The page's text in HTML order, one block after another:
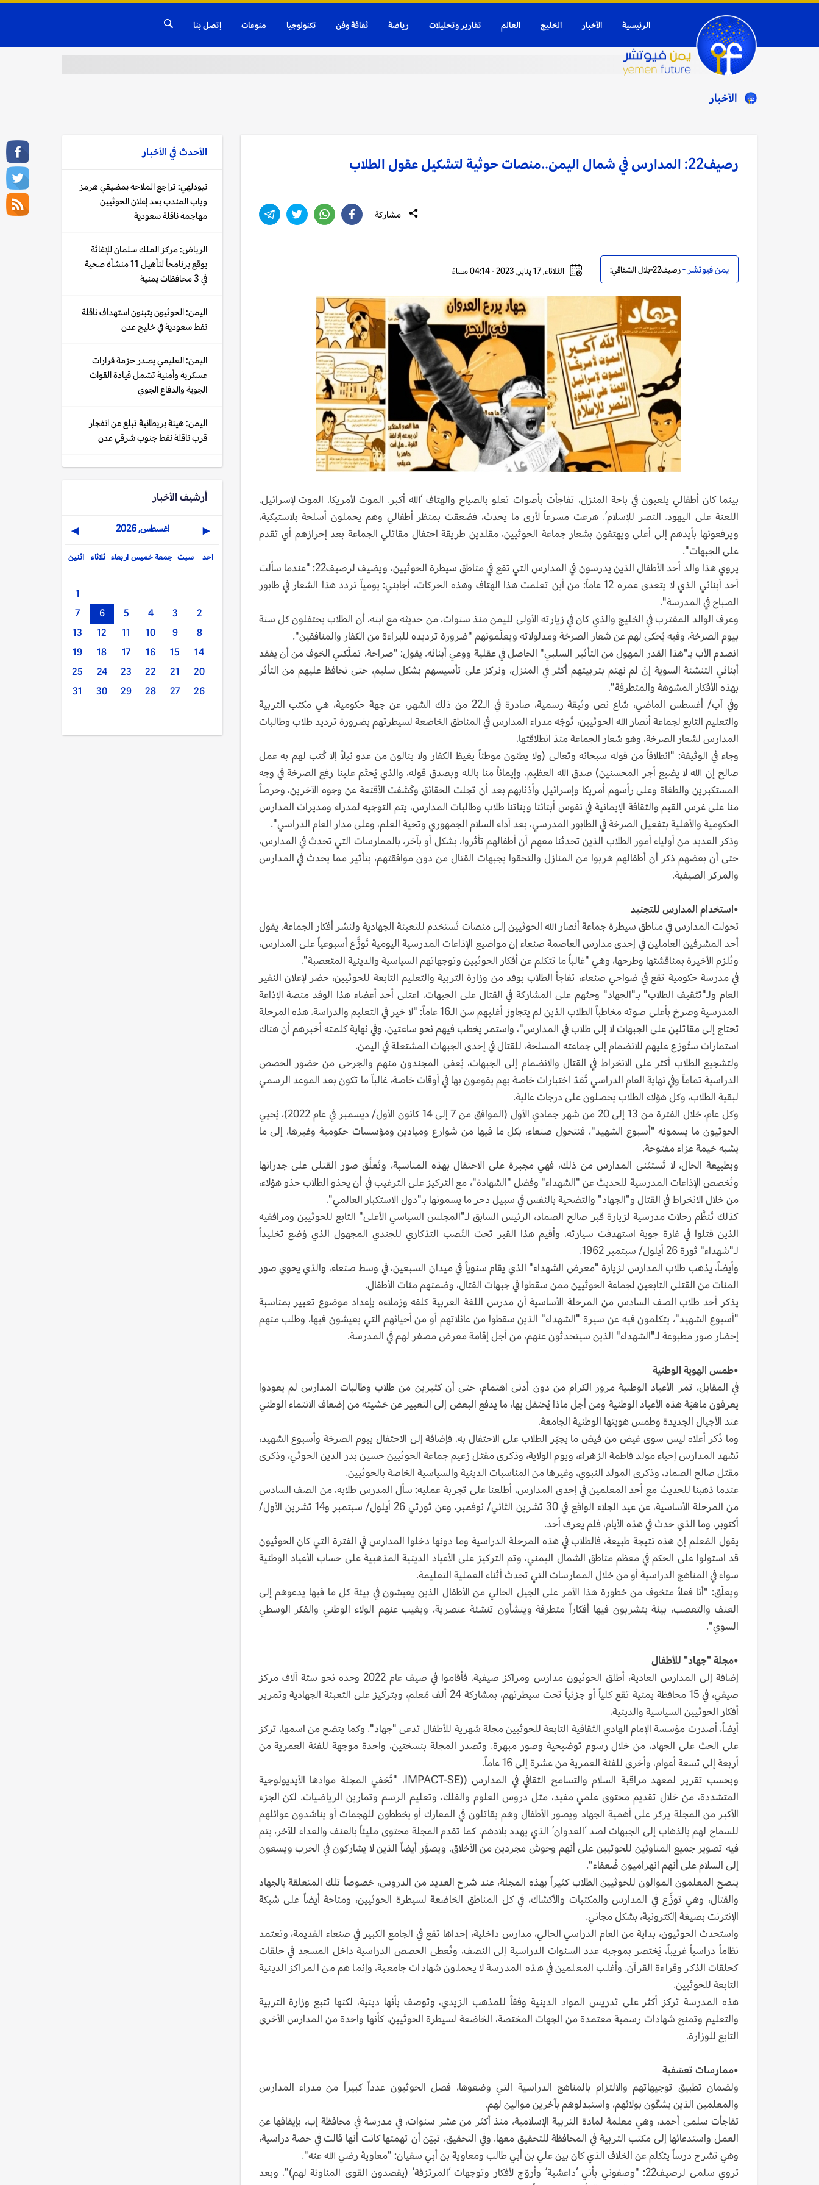
الرئيسية الأخبار الخليج العالم تقارير وتحليلات رياضة ثقافة وفن تكنولوجيا منوعات إتصل بنا
الأخبار
رصيف22: المدارس في شمال اليمن..منصات حوثية لتشكيل عقول الطلاب
مشاركة
يمن فيوتشر -رصيف22-بلال الشقاقي: الثلاثاء, 17 يناير, 2023 - 04:14 مساءً
بينما كان أطفالي يلعبون في باحة المنزل، تفاجأت بأصوات تعلو بالصياح والهتاف ‘الله أكبر. الموت لأمريكا. الموت لإسرائيل.
اللعنة على اليهود. النصر للإسلام’. هرعت مسرعاً لأرى ما يحدث، فصُعقت بمنظر أطفالي وهم يحملون أسلحة بلاستيكية،
ويرفعونها بأيدهم إلى أعلى ويهتفون بشعار جماعة الحوثيين، مقلدين طريقة احتفال مقاتلي الجماعة بعد إحرازهم أي تقدم
على الجبهات".
يروي هذا والد أحد الأطفال الذين يدرسون في المدارس التي تقع في مناطق سيطرة الحوثيين، ويضيف لرصيف22: "عندما سألت
أحد أبنائي الذي لا يتعدى عمره 12 عاماً: من أين تعلمت هذا الهتاف وهذه الحركات، أجابني: يومياً نردد هذا الشعار في طابور
الصباح في المدرسة".
وعرف الوالد المغترب في الخليج والذي كان في زيارته الأولى لليمن منذ سنوات، من حديثه مع ابنه، أن الطلاب يحتفلون كل سنة
بيوم الصرخة، وفيه يُحكى لهم عن شعار الصرخة ومدلولاته ويعلّمونهم "ضرورة ترديده للبراءة من الكفار والمنافقين".
انصدم الأب بـ"هذا القدر المهول من التأثير السلبي" الحاصل في عقلية ووعي أبنائه. يقول: "صراحة، تملّكني الخوف من أن يفقد
أبنائي التنشئة السوية إنْ لم نهتم بتربيتهم أكثر في المنزل، ونركز على تأسيسهم بشكل سليم، حتى نحافظ عليهم من التأثر
بهذه الأفكار المشوهة والمتطرفة".
وفي آب/ أغسطس الماضي، شاع نص وثيقة رسمية، صادرة في الـ22 من ذلك الشهر، عن جهة حكومية، هي مكتب التربية
والتعليم التابع لجماعة أنصار الله الحوثيين، تُوجّه مدراء المدارس في المناطق الخاضعة لسيطرتهم بضرورة ترديد طلاب وطالبات
المدارس لشعار الصرخة، وهو شعار الجماعة منذ انطلاقتها.
وجاء في الوثيقة: "انطلاقاً من قوله سبحانه وتعالى (ولا يطئون موطئاً يغيظ الكفار ولا ينالون من عدو نيلاً إلا كُتب لهم به عمل
صالح إن الله لا يضيع أجر المحسنين) صدق الله العظيم، وإيماناً منا بالله وبصدق قوله، والذي يُحتّم علينا رفع الصرخة في وجه
المستكبرين والطغاة وعلى رأسهم أمريكا وإسرائيل وأذنابهم بعد أن تجلت الحقائق وكُشفت الأقنعة عن وجوه الآخرين، وحرصاً
منا على غرس القيم والثقافة الإيمانية في نفوس أبنائنا وبناتنا طلاب وطالبات المدارس، يتم التوجيه لمدراء ومديرات المدارس
الحكومية والأهلية بتفعيل الصرخة في الطابور المدرسي، بعد أداء السلام الجمهوري وتحية العلم، وعلى مدار العام الدراسي".
وذكر العديد من أولياء أمور الطلاب الذين تحدثنا معهم أن أطفالهم تأثروا، بشكل أو بآخر، بالممارسات التي تحدث في المدارس،
حتى أن بعضهم ذكر أن أطفالهم هربوا من المنازل والتحقوا بجبهات القتال من دون موافقتهم، بتأثير مما يحدث في المدارس
والمركز الصيفية.
•استخدام المدارس للتجنيد
تحولت المدارس في مناطق سيطرة جماعة أنصار الله الحوثيين إلى منصات تُستخدم للتعبئة الجهادية ولنشر أفكار الجماعة. يقول
أحد المشرفين العاملين في إحدى مدارس العاصمة صنعاء إن مواضيع الإذاعات المدرسية اليومية تُوزَّع أسبوعياً على المدارس،
وتُلزم الأخيرة بمناقشتها وطرحها، وهي "غالباً ما تتكلم عن أفكار الحوثيين وتوجهاتهم السياسية والدينية المتعصبة".
في مدرسة حكومية تقع في ضواحي صنعاء، تفاجأ الطلاب بوفد من وزارة التربية والتعليم التابعة للحوثيين، حضر لإعلان النفير
العام ولـ"تثقيف الطلاب" بـ"الجهاد" وحثهم على المشاركة في القتال على الجبهات. اعتلى أحد أعضاء هذا الوفد منصة الإذاعة
المدرسية وصرخ بأعلى صوته مخاطباً الطلاب الذين لم يتجاوز أغلبهم سن الـ16 عاماً: "لا خير في التعليم والدراسة. هذه المرحلة
تحتاج إلى مقاتلين على الجبهات لا إلى طلاب في المدارس"، واستمر يخطب فيهم نحو ساعتين، وفي نهاية كلمته أخبرهم أن هناك
استمارات ستُوزع عليهم للانضمام إلى جماعته المسلحة، للقتال في إحدى الجبهات المشتعلة في اليمن.
ولتشجيع الطلاب أكثر على الانخراط في القتال والانضمام إلى الجبهات، يُعفى المجندون منهم والجرحى من حضور الحصص
الدراسية تماماً وفي نهاية العام الدراسي تُعَدّ اختبارات خاصة بهم يقومون بها في أوقات خاصة، غالباً ما تكون بعد الموعد الرسمي
لبقية الطلاب، وكل هؤلاء الطلاب يحصلون على درجات عالية.
وكل عام، خلال الفترة من 13 إلى 20 من شهر جمادي الأول (الموافق من 7 إلى 14 كانون الأول/ ديسمبر في عام 2022)، يُحيي
الحوثيون ما يسمونه "أسبوع الشهيد"، فتتحول صنعاء، بكل ما فيها من شوارع وميادين ومؤسسات حكومية وغيرها، إلى ما
يشبه خيمة عزاء مفتوحة.
وبطبيعة الحال، لا تُستثنى المدارس من ذلك، فهي مجبرة على الاحتفال بهذه المناسبة، وتُعلَّق صور القتلى على جدرانها
وتُخصص الإذاعات المدرسية للحديث عن "الشهداء" وفضل "الشهادة"، مع التركيز على الترغيب في أن يحذو الطلاب حذو هؤلاء،
من خلال الانخراط في القتال و"الجهاد" والتضحية بالنفس في سبيل دحر ما يسمونها بـ"دول الاستكبار العالمي".
كذلك تُنظَّم رحلات مدرسية لزيارة قبر صالح الصماد، الرئيس السابق لـ"المجلس السياسي الأعلى" التابع للحوثيين ومرافقيه
الذين قتلوا في غارة جوية استهدفت سيارته. وأقيم هذا القبر تحت النُصب التذكاري للجندي المجهول الذي وُضع تخليداً
لـ"شهداء" ثورة 26 أيلول/ سبتمبر 1962.
وأيضاً، يذهب طلاب المدارس لزيارة "معرض الشهداء" الذي يقام سنوياً في ميدان السبعين، في وسط صنعاء، والذي يحوي صور
المئات من القتلى التابعين لجماعة الحوثيين ممن سقطوا في جبهات القتال، وضمنهم مئات الأطفال.
يذكر أحد طلاب الصف السادس من المرحلة الأساسية أن مدرس اللغة العربية كلفه وزملاءه بإعداد موضوع تعبير بمناسبة
"أسبوع الشهيد"، يتكلمون فيه عن سيرة "الشهداء" الذين سقطوا من عائلاتهم أو من أحيائهم التي يعيشون فيها، وطلب منهم
إحضار صور مطبوعة لـ"الشهداء" الذين سيتحدثون عنهم، من أجل إقامة معرض مصغر لهم في المدرسة.
•طمس الهوية الوطنية
في المقابل، تمر الأعياد الوطنية مرور الكرام من دون أدنى اهتمام، حتى أن كثيرين من طلاب وطالبات المدارس لم يعودوا
يعرفون ماهيّة هذه الأعياد الوطنية ومن أجل ماذا يُحتفل بها، ما يدفع البعض إلى التعبير عن خشيته من إضعاف الانتماء الوطني
عند الأجيال الجديدة وطمس هويتها الوطنية الجامعة.
وما ذُكر أعلاه ليس سوى غيض من فيض ما يجبَر الطلاب على الاحتفال به. فإضافة إلى الاحتفال بيوم الصرخة وأسبوع الشهيد،
تشهد المدارس إحياء مولد فاطمة الزهراء، ويوم الولاية، وذكرى مقتل زعيم جماعة الحوثيين حسين بدر الدين الحوثي، وذكرى
مقتل صالح الصماد، وذكرى المولد النبوي، وغيرها من المناسبات الدينية والسياسية الخاصة بالحوثيين.
عندما ذهبنا للحديث مع أحد المعلمين في إحدى المدارس، أطلعنا على تجربة عمليه: سأل المدرس طلابه، من الصف السادس
من المرحلة الأساسية، عن عيد الجلاء الواقع في 30 تشرين الثاني/ نوفمبر، وعن ثورتي 26 أيلول/ سبتمبر و14 تشرين الأول/
أكتوبر، وما الذي حدث في هذه الأيام، فلم يعرف أحد.
يقول المُعلم إن هذه نتيجة طبيعة، فالطلاب في هذه المرحلة الدراسية وما دونها دخلوا المدارس في الفترة التي كان الحوثيون
قد استولوا على الحكم في معظم مناطق الشمال اليمني، وتم التركيز على الأعياد الدينية المذهبية على حساب الأعياد الوطنية
سواء في المناهج الدراسية أو من خلال الممارسات التي تحدث أثناء العملية التعليمة.
ويعلّق: "أنا فعلاً متخوف من خطورة هذا الأمر على الجيل الحالي من الأطفال الذين يعيشون في بيئة كل ما فيها يدعوهم إلى
العنف والتعصب، بيئة يتشربون فيها أفكاراً متطرفة وينشأون تنشئة عنصرية، ويغيب عنهم الولاء الوطني والفكر الوسطي
السوي".
•مجلة "جهاد" للأطفال
إضافة إلى المدارس العادية، أطلق الحوثيون مدارس ومراكز صيفية. فأقاموا في صيف عام 2022 وحده نحو ستة آلاف مركز
صيفي، في 15 محافظة يمنية تقع كلياً أو جزئياً تحت سيطرتهم، بمشاركة 24 ألف مُعلم، وبتركيز على التعبئة الجهادية وتمرير
أفكار الحوثيين السياسية والدينية.
أيضاً، أصدرت مؤسسة الإمام الهادي الثقافية التابعة للحوثيين مجلة شهرية للأطفال تدعى "جهاد". وكما يتضح من اسمها، تركز
على الحث على الجهاد، من خلال رسوم توضيحية وصور مبهرة. وتصدر المجلة بنسختين، واحدة موجهة للفئة العمرية من
أربعة إلى تسعة أعوام، وأخرى للفئة العمرية من عشرة إلى 16 عاماً.
وبحسب تقرير لمعهد مراقبة السلام والتسامح الثقافي في المدارس ((IMPACT-SE، "تُخفي المجلة موادها الأيديولوجية
المتشددة، من خلال تقديم محتوى علمي مفيد، مثل دروس العلوم والفلك، وتعليم الرسم وتمارين الرياضيات. لكن الجزء
الأكبر من المجلة يركز على أهمية الجهاد ويصور الأطفال وهم يقاتلون في المعارك أو يخططون للهجمات أو يناشدون عوائلهم
للسماح لهم بالذهاب إلى الجبهات لصد ‘العدوان’ الذي يهدد بلادهم. كما تقدم المجلة محتوى مليئاً بالعنف والعداء للآخر، يتم
فيه تصوير جميع المناوئين للحوثيين على أنهم وحوش مجردين من الأخلاق. ويصوَّر أيضاً الذين لا يشاركون في الحرب ويسعون
إلى السلام على أنهم انهزاميون ضُعفاء".
ينصح المعلمون الموالون للحوثيين الطلاب كثيراً بهذه المجلة، عند شرح العديد من الدروس، خصوصاً تلك المتعلقة بالجهاد
والقتال، وهي توزَّع في المدارس والمكتبات والأكشاك، في كل المناطق الخاضعة لسيطرة الحوثيين، ومتاحة أيضاً على شبكة
الإنترنت بصيغة إلكترونية، بشكل مجاني.
واستحدث الحوثيون، بداية من العام الدراسي الحالي، مدارس داخلية، إحداها تقع في الجامع الكبير في صنعاء القديمة، وتعتمد
نظاماً دراسياً غريباً، يُختصر بموجبه عدد السنوات الدراسية إلى النصف، وتُعطى الحصص الدراسية داخل المسجد في حلقات
كحلقات الذكر وقراءة القرآن. وأغلب المعلمين في هذه المدرسة لا يحملون شهادات جامعية، وإنما هم من المراكز الدينية
التابعة للحوثيين.
هذه المدرسة تركز أكثر على تدريس المواد الدينية وفقاً للمذهب الزيدي، وتوصف بأنها دينية، لكنها تتبع وزارة التربية
والتعليم وتمنح شهادات رسمية معتمدة من الجهات المختصة، الخاضعة لسيطرة الحوثيين، كأنها واحدة من المدارس الأخرى
التابع للوزارة.
•ممارسات تعسّفية
ولضمان تطبيق توجيهاتهم والالتزام بالمناهج الدراسية التي وضعوها، فصل الحوثيون عدداً كبيراً من مدراء المدارس
والمعلمين الذين يشكّون بولائهم، واستبدلوهم بآخرين موالين لهم.
تفاجأت سلمى أحمد، وهي معلمة لمادة التربية الإسلامية، منذ أكثر من عشر سنوات، في مدرسة في محافظة إب، بإيقافها عن
العمل واستدعائها إلى مكتب التربية في المحافظة للتحقيق معها. وفي التحقيق، تبيّن أن تهمتها كانت أنها قالت في حصة دراسية،
وهي تشرح درساً يتكلم عن الخلاف الذي كان بين علي بن أبي طالب ومعاوية بن أبي سفيان: "معاوية رضي الله عنه".
تروي سلمى لرصيف22: "وصفوني بأني ‘داعشية’ وأروّج لأفكار وتوجهات ‘المرتزقة’ (يقصدون القوى المناوئة لهم)". وبعد
الأحدث في الأخبار
نيودلهي: تراجع الملاحة بمضيقي هرمز
وباب المندب بعد إعلان الحوثيين
مهاجمة ناقلة سعودية
الرياض: مركز الملك سلمان للإغاثة
يوقع برنامجاً لتأهيل 11 منشأة صحية
في 3 محافظات يمنية
اليمن: الحوثيون يتبنون استهداف ناقلة
نفط سعودية في خليج عدن
اليمن: العليمي يصدر حزمة قرارات
عسكرية وأمنية تشمل قيادة القوات
الجوية والدفاع الجوي
اليمن: هيئة بريطانية تبلغ عن انفجار
قرب ناقلة نفط جنوب شرقي عدن
أرشيف الأخبار
◀ اغسطس, 2026 ▶
اثنين ثلاثاء اربعاء خميس جمعة سبت احد
1
2
3
4
5
6
7
8
9
10
11
12
13
14
15
16
17
18
19
20
21
22
23
24
25
26
27
28
29
30
31